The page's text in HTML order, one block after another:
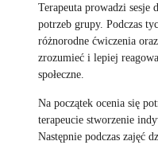
Terapeuta prowadzi sesje
potrzeb grupy. Podczas
różnorodne ćwiczenia
zrozumieć i lepiej
społeczne.
Na początek ocenia się
terapeucie stworzenie
Następnie podczas zajęć